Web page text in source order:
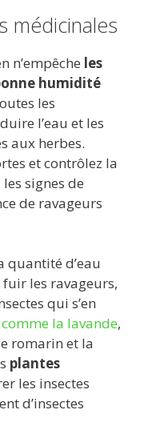
médicinales
n’empêche les
humidité
les
l’eau et les
aux herbes.
et contrôlez la
signes de
de ravageurs
quantité d’eau
les ravageurs,
qui s’en
la lavande,
romarin et la
plantes
les insectes
d’insectes